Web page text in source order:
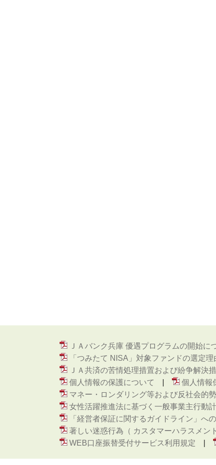
ＪＡバンク兵庫 優遇プログラムの開始に
「つみたて NISA」対象ファンドの選定理
ＪＡ共済の苦情処理措置および紛争解決
個人情報の保護について
個人情報
マネー・ロンダリング等および反社会的
女性活躍推進法に基づく一般事業主行動
「経営者保証に関するガイドライン」へ
著しい迷惑行為（ カスタマーハラスメン
WEB口座振替受付サービス利用規定